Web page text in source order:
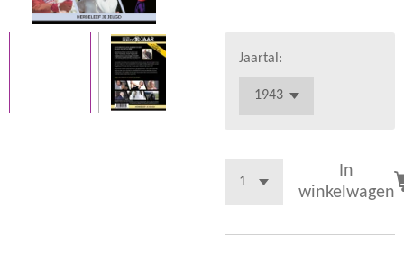
Jaartal:
In
winkelwagen